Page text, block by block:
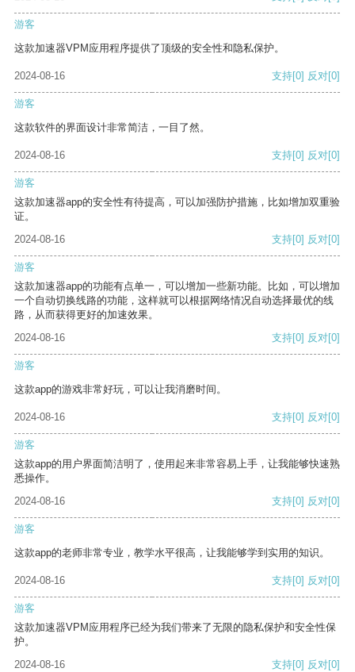
游客
这款加速器VPM应用程序提供了顶级的安全性和隐私保护。
2024-08-16 支持[0] 反对[0]
游客
这款软件的界面设计非常简洁，一目了然。
2024-08-16 支持[0] 反对[0]
游客
这款加速器app的安全性有待提高，可以加强防护措施，比如增加双重验
证。
2024-08-16
支持[0] 反对[0]
游客
这款加速器app的功能有点单一，可以增加一些新功能。比如，可以增加
一个自动切换线路的功能，这样就可以根据网络情况自动选择最优的线
路，从而获得更好的加速效果。
2024-08-16
支持[0] 反对[0]
游客
这款app的游戏非常好玩，可以让我消磨时间。
2024-08-16 支持[0] 反对[0]
游客
这款app的用户界面简洁明了，使用起来非常容易上手，让我能够快速熟
悉操作。
2024-08-16
支持[0] 反对[0]
游客
这款app的老师非常专业，教学水平很高，让我能够学到实用的知识。
2024-08-16 支持[0] 反对[0]
游客
这款加速器VPM应用程序已经为我们带来了无限的隐私保护和安全性保
护。
2024-08-16
支持[0] 反对[0]